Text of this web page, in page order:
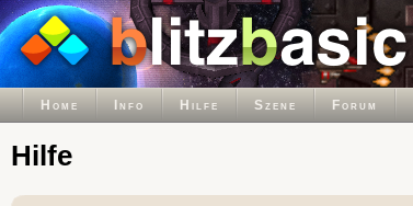
Home Info Hilfe Szene Forum
Hilfe